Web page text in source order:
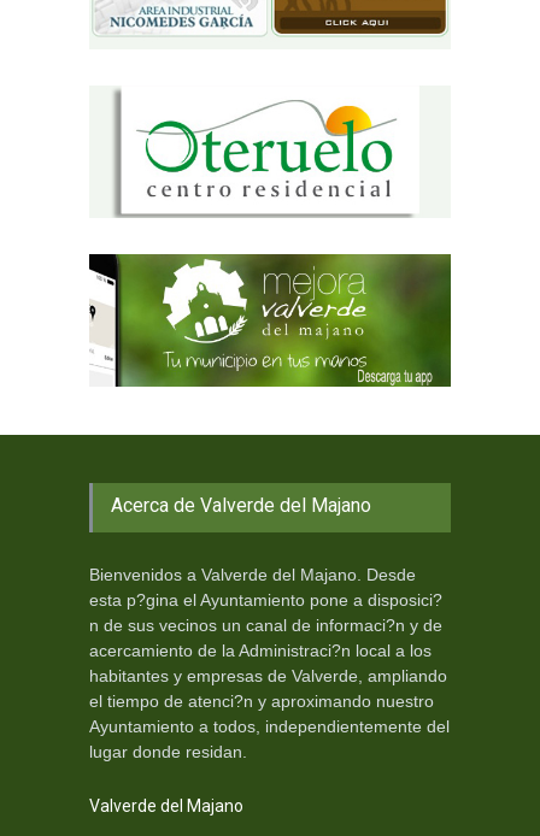
Acerca de Valverde del Majano
Bienvenidos a Valverde del Majano. Desde
esta p?gina el Ayuntamiento pone a disposici?
n de sus vecinos un canal de informaci?n y de
acercamiento de la Administraci?n local a los
habitantes y empresas de Valverde, ampliando
el tiempo de atenci?n y aproximando nuestro
Ayuntamiento a todos, independientemente del
lugar donde residan.
Valverde del Majano